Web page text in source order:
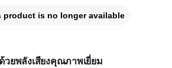
ยพลังเสียงคุณภาพเยี่ยม
product is no longer available